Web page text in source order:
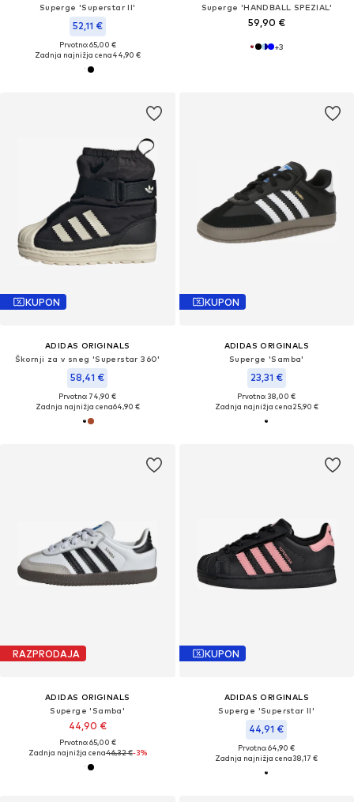
Superge 'Superstar II'
52,11 €
Prvotno: 65,00 €
Zadnja najnižja cena44,90 €
Superge 'HANDBALL SPEZIAL'
59,90 €
+3
KUPON
ADIDAS ORIGINALS
Škornji za v sneg 'Superstar 360'
58,41 €
Prvotno: 74,90 €
Zadnja najnižja cena64,90 €
KUPON
ADIDAS ORIGINALS
Superge 'Samba'
23,31 €
Prvotno: 38,00 €
Zadnja najnižja cena25,90 €
RAZPRODAJA
ADIDAS ORIGINALS
Superge 'Samba'
44,90 €
Prvotno: 65,00 €
Zadnja najnižja cena46,32 €-3%
KUPON
ADIDAS ORIGINALS
Superge 'Superstar II'
44,91 €
Prvotno: 64,90 €
Zadnja najnižja cena38,17 €